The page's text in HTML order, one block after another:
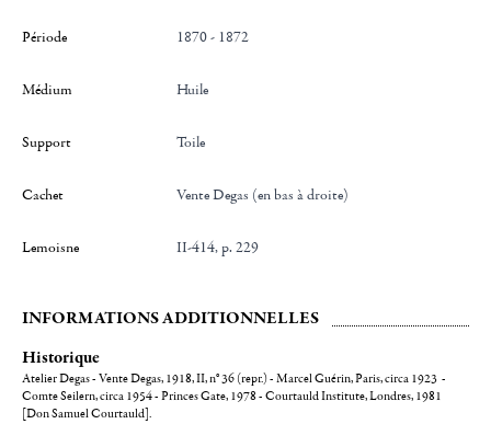
Période 1870 - 1872
Médium Huile
Support Toile
Cachet Vente Degas (en bas à droite)
Lemoisne II-414, p. 229
INFORMATIONS ADDITIONNELLES
Historique
Atelier Degas - Vente Degas, 1918, II, n° 36 (repr.) - Marcel Guérin, Paris, circa 1923 -
Comte Seilern, circa 1954 - Princes Gate, 1978 - Courtauld Institute, Londres, 1981
[Don Samuel Courtauld].